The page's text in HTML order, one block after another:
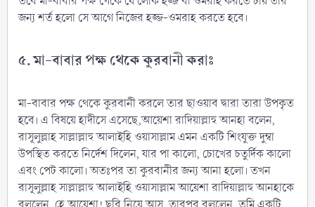
জন্য শর্ত হলো সে আগে নিজের হজ্জ-ওমরাহ করতে হবে।
৫. মা-বাবার পক্ষ থেকে কুরবানী করাঃ
মা-বাবার পক্ষ থেকে কুরবানী করলে তার ছাওয়াব দ্বারা তারা উপকৃত
হবে। এ বিষয়ে হাদীসে এসেছে,আয়েশা রাদিয়াল্লাহু আনহা বলেন,
রাসূলুল্লাহ সাল্লাল্লাহু আলাইহি ওয়াসাল্লাম এমন একটি শিংযুক্ত দুম্বা
উপস্থিত করতে নির্দেশ দিলেন, যার পা কালো, চোখের চতুর্দিক কালো
এবং পেট কালো। অতঃপর তা কুরবানীর জন্য আনা হলো। তখন
রাসূলুল্লাহ সাল্লাল্লাহু আলাইহি ওয়াসাল্লাম আয়েশা রাদিয়াল্লাহু আনহাকে